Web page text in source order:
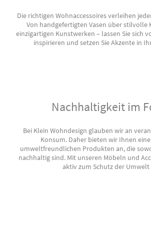
Die richtigen Wohnaccessoires verleihen
Von handgefertigten Vasen über stilvolle
einzigartigen Kunstwerken – lassen Sie sich
inspirieren und setzen Sie Akzente in
Nachhaltigkeit im
Bei Klein Wohndesign glauben wir an
Konsum. Daher bieten wir Ihnen
umweltfreundlichen Produkten an, die
nachhaltig sind. Mit unseren Möbeln und
aktiv zum Schutz der Umwelt